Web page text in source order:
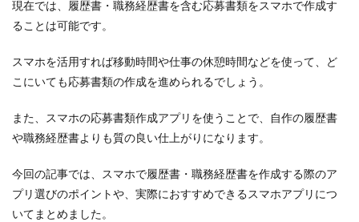
現在では、履歴書・職務経歴書を含む応募書類をスマホで作成す
ることは可能です。
スマホを活用すれば移動時間や仕事の休憩時間などを使って、ど
こにいても応募書類の作成を進められるでしょう。
また、スマホの応募書類作成アプリを使うことで、自作の履歴書
や職務経歴書よりも質の良い仕上がりになります。
今回の記事では、スマホで履歴書・職務経歴書を作成する際のア
プリ選びのポイントや、実際におすすめできるスマホアプリにつ
いてまとめました。